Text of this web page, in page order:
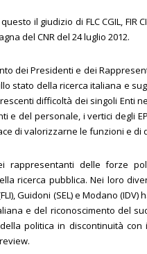
il giudizio di FLC CGIL, FIR
del CNR del 24 luglio 2012.
Presidenti e dei
stato della ricerca italiana e
difficoltà dei singoli Enti
del personale, i vertici degli
di valorizzarne le funzioni e di
rappresentanti delle forze
ricerca pubblica. Nei loro
Guidoni (SEL) e Modano
e del riconoscimento del
politica in discontinuità